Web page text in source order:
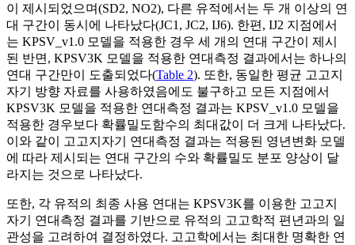
이 제시되었으며(SD2, NO2), 다른 유적에서는 두 개 이상의 연
대 구간이 동시에 나타났다(JC1, JC2, IJ6). 한편, IJ2 지점에서
는 KPSV_v1.0 모델을 적용한 경우 세 개의 연대 구간이 제시
된 반면, KPSV3K 모델을 적용한 연대측정 결과에서는 하나의
연대 구간만이 도출되었다(Table 2). 또한, 동일한 평균 고고지
자기 방향 자료를 사용하였음에도 불구하고 모든 지점에서
KPSV3K 모델을 적용한 연대측정 결과는 KPSV_v1.0 모델을
적용한 경우보다 확률밀도함수의 최대값이 더 크게 나타났다.
이와 같이 고고지자기 연대측정 결과는 적용된 영년변화 모델
에 따라 제시되는 연대 구간의 수와 확률밀도 분포 양상이 달
라지는 것으로 나타났다.
또한, 각 유적의 최종 사용 연대는 KPSV3K를 이용한 고고지
자기 연대측정 결과를 기반으로 유적의 고고학적 편년과의 일
관성을 고려하여 결정하였다. 고고학에서는 최대한 명확한 연